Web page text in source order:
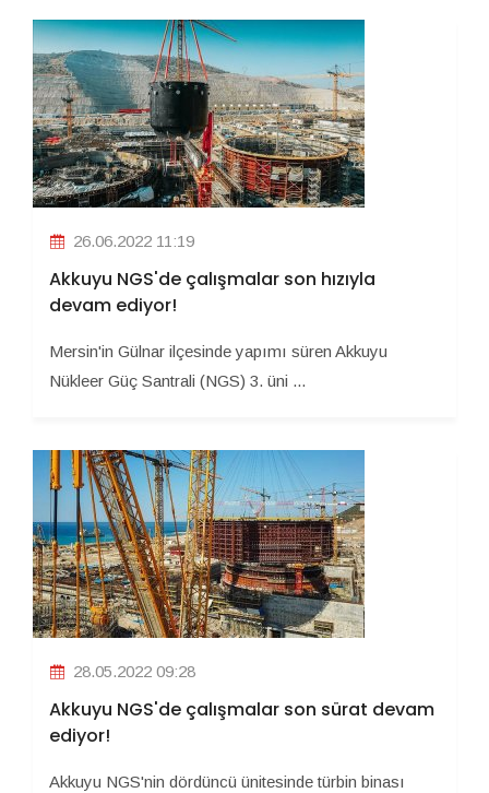
26.06.2022 11:19
Akkuyu NGS'de çalışmalar son hızıyla
devam ediyor!
Mersin'in Gülnar ilçesinde yapımı süren Akkuyu
Nükleer Güç Santrali (NGS) 3. üni ...
28.05.2022 09:28
Akkuyu NGS'de çalışmalar son sürat devam
ediyor!
Akkuyu NGS'nin dördüncü ünitesinde türbin binası